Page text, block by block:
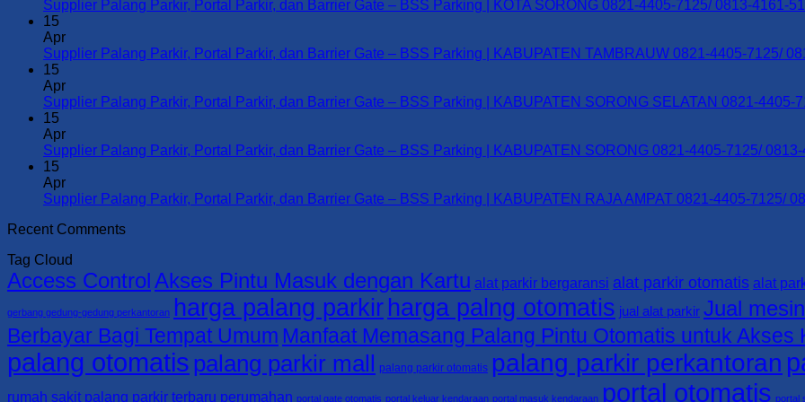
Supplier Palang Parkir, Portal Parkir, dan Barrier Gate – BSS Parking | KOTA SORONG 0821-4405-7125/ 0813-4161-
15
Apr
Supplier Palang Parkir, Portal Parkir, dan Barrier Gate – BSS Parking | KABUPATEN TAMBRAUW 0821-4405-7125/
15
Apr
Supplier Palang Parkir, Portal Parkir, dan Barrier Gate – BSS Parking | KABUPATEN SORONG SELATAN 0821-4405-
15
Apr
Supplier Palang Parkir, Portal Parkir, dan Barrier Gate – BSS Parking | KABUPATEN SORONG 0821-4405-7125/
15
Apr
Supplier Palang Parkir, Portal Parkir, dan Barrier Gate – BSS Parking | KABUPATEN RAJA AMPAT 0821-4405-7125/
Recent Comments
Tag Cloud
Access ControlAkses Pintu Masuk dengan Kartu alat parkir bergaransi alat parkir otomatis alat
gerbang gedung-gedung perkantoran harga palang parkirharga palng otomatis jual alat parkir Jual
Berbayar Bagi Tempat Umum Manfaat Memasang Palang Pintu Otomatis untuk Akses
palang otomatis palang parkir mall palang parkir otomatis palang parkir perkantoran
rumah sakit palang parkir terbaru perumahan portal gate otomatis portal keluar kendaraan portal masuk kendaraan portal otomatis portal